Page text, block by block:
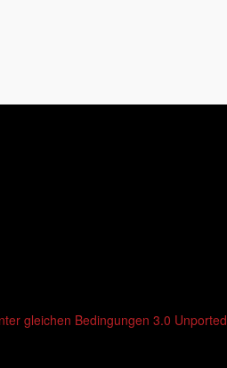
gleichen Bedingungen 3.0 Unported